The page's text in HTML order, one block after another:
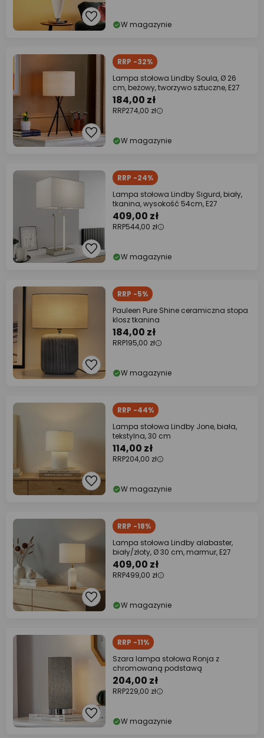
W magazynie
RRP -32%
Lampa stołowa Lindby Soula, Ø 26
cm, beżowy, tworzywo sztuczne, E27
184,00 zł
RRP274,00 zł
W magazynie
RRP -24%
Lampa stołowa Lindby Sigurd, biały,
tkanina, wysokość 54cm, E27
409,00 zł
RRP544,00 zł
W magazynie
RRP -5%
Pauleen Pure Shine ceramiczna stopa
klosz tkanina
184,00 zł
RRP195,00 zł
W magazynie
RRP -44%
Lampa stołowa Lindby Jone, biała,
tekstylna, 30 cm
114,00 zł
RRP204,00 zł
W magazynie
RRP -18%
Lampa stołowa Lindby alabaster,
biały/złoty, Ø 30 cm, marmur, E27
409,00 zł
RRP499,00 zł
W magazynie
RRP -11%
Szara lampa stołowa Ronja z
chromowaną podstawą
204,00 zł
RRP229,00 zł
W magazynie